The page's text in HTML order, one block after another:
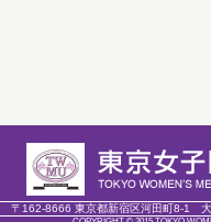
〒162-8666 東京都新宿区河田町8-1